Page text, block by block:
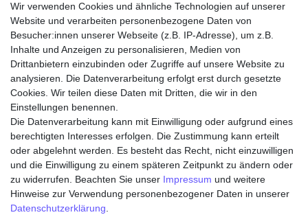
Wir verwenden Cookies und ähnliche Technologien auf unserer
Website und verarbeiten personenbezogene Daten von
Besucher:innen unserer Webseite (z.B. IP-Adresse), um z.B.
Inhalte und Anzeigen zu personalisieren, Medien von
Drittanbietern einzubinden oder Zugriffe auf unsere Website zu
analysieren. Die Datenverarbeitung erfolgt erst durch gesetzte
Cookies. Wir teilen diese Daten mit Dritten, die wir in den
Einstellungen benennen.
Die Datenverarbeitung kann mit Einwilligung oder aufgrund eines
berechtigten Interesses erfolgen. Die Zustimmung kann erteilt
oder abgelehnt werden. Es besteht das Recht, nicht einzuwilligen
und die Einwilligung zu einem späteren Zeitpunkt zu ändern oder
zu widerrufen. Beachten Sie unser Impressum und weitere
Hinweise zur Verwendung personenbezogener Daten in unserer
Daten­schutz­erklärung
Versand
Zahlungsarten